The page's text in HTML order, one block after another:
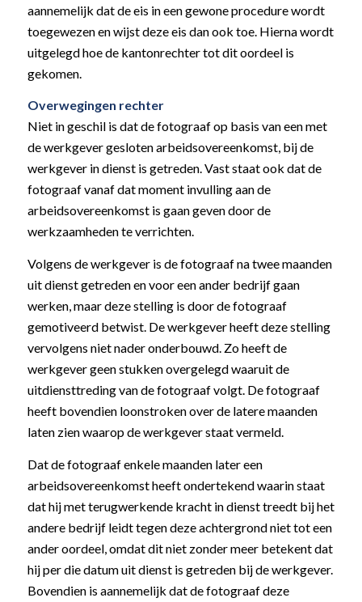
aannemelijk dat de eis in een gewone procedure wordt
toegewezen en wijst deze eis dan ook toe. Hierna wordt
uitgelegd hoe de kantonrechter tot dit oordeel is
gekomen.
Overwegingen rechter
Niet in geschil is dat de fotograaf op basis van een met
de werkgever gesloten arbeidsovereenkomst, bij de
werkgever in dienst is getreden. Vast staat ook dat de
fotograaf vanaf dat moment invulling aan de
arbeidsovereenkomst is gaan geven door de
werkzaamheden te verrichten.
Volgens de werkgever is de fotograaf na twee maanden
uit dienst getreden en voor een ander bedrijf gaan
werken, maar deze stelling is door de fotograaf
gemotiveerd betwist. De werkgever heeft deze stelling
vervolgens niet nader onderbouwd. Zo heeft de
werkgever geen stukken overgelegd waaruit de
uitdiensttreding van de fotograaf volgt. De fotograaf
heeft bovendien loonstroken over de latere maanden
laten zien waarop de werkgever staat vermeld.
Dat de fotograaf enkele maanden later een
arbeidsovereenkomst heeft ondertekend waarin staat
dat hij met terugwerkende kracht in dienst treedt bij het
andere bedrijf leidt tegen deze achtergrond niet tot een
ander oordeel, omdat dit niet zonder meer betekent dat
hij per die datum uit dienst is getreden bij de werkgever.
Bovendien is aannemelijk dat de fotograaf deze